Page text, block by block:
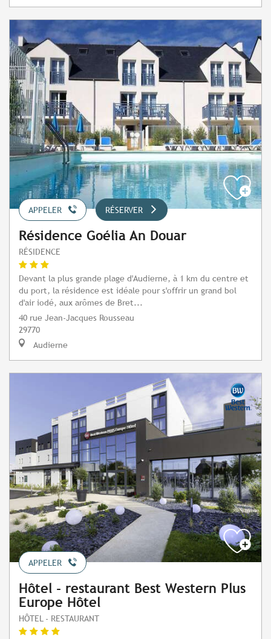
APPELER RÉSERVER
Résidence Goélia An Douar
RÉSIDENCE
Devant la plus grande plage d'Audierne, à 1 km du centre et
du port, la résidence est idéale pour s'offrir un grand bol
d'air iodé, aux arômes de Bret...
40 rue Jean-Jacques Rousseau
29770
Audierne
APPELER
Hôtel - restaurant Best Western Plus
Europe Hôtel
HÔTEL - RESTAURANT